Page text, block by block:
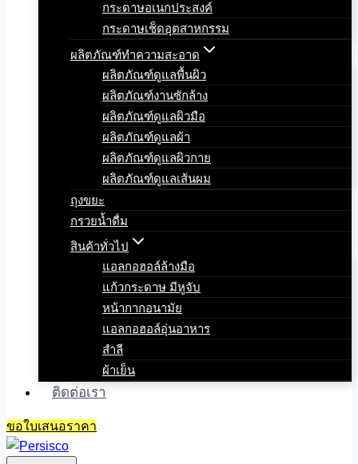
กระดาษอเนกประสงค์
กระดาษเช็ดอุตสาหกรรม
ผลิตภัณฑ์ทำความสะอาด
ผลิตภัณฑ์ดูแลพื้นผิว
ผลิตภัณฑ์งานซักล้าง
ผลิตภัณฑ์ดูแลผิวมือ
ผลิตภัณฑ์ดูแลผ้า
ผลิตภัณฑ์ดูแลผิวกาย
ผลิตภัณฑ์ดูแลเส้นผม
ถุงขยะ
กรวยน้ำดื่ม
สินค้าทั่วไป
แอลกอฮอล์ล้างมือ
แก้วกระดาษ มีหูจับ
หน้ากากอนามัย
แอลกอฮอล์อุ่นอาหาร
สำลี
ผ้าเย็น
ติดต่อเรา
ขอใบเสนอราคา